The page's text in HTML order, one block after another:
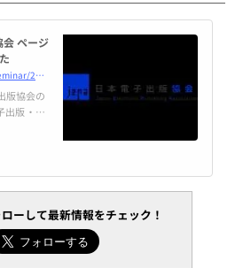
ジ
https://www.jepa.or.jp/seminar/20210314/
版協会の
出版・編
報など
ーして最新情報をチェック！